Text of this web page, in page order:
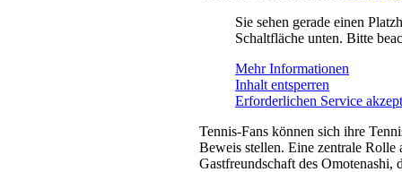
Sie sehen gerade einen
Schaltfläche unten. Bitte
Mehr Informationen
Inhalt entsperren
Erforderlichen Service
Tennis-Fans können sich ihre
Beweis stellen. Eine zentrale Rolle
Gastfreundschaft des